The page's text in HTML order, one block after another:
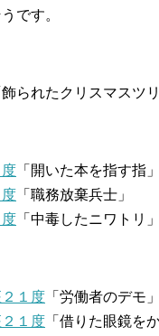
です。
飾られたクリスマスツリ
「開いた本を指す指」
「職務放棄兵士」
「中毒したニワトリ」
１度 「労働者のデモ」
１度 「借りた眼鏡を